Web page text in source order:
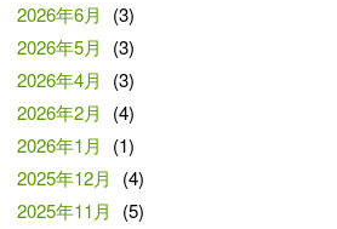
2026年6月
(3)
2026年5月
(3)
2026年4月
(3)
2026年2月
(4)
2026年1月
(1)
2025年12月
(4)
2025年11月
(5)